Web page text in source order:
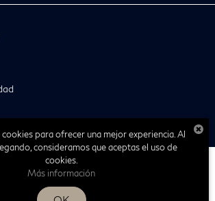
Hidalgo
para ofrecer una mejor experiencia. Al
consideramos que aceptas el uso de
cookies.
Más información